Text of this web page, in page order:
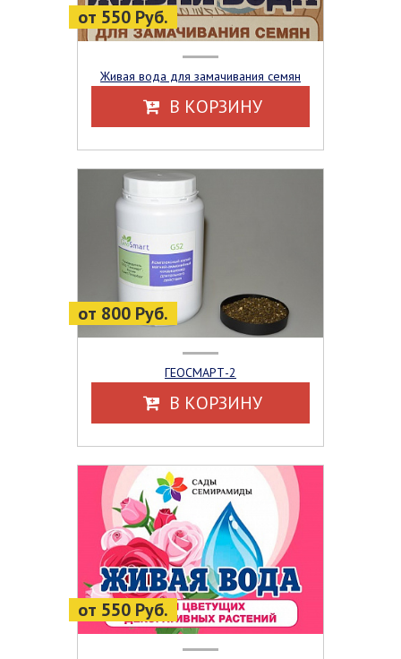
от 550 Руб.
Живая вода для замачивания семян
В КОРЗИНУ
от 800 Руб.
ГЕОСМАРТ-2
В КОРЗИНУ
от 550 Руб.